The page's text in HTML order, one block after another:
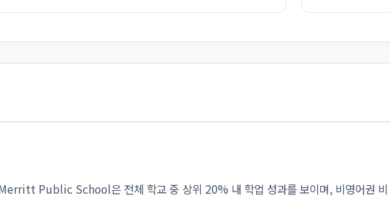
Public School은 전체 학교 중 상위 20% 내 학업 성과를 보이며, 비영어권 비